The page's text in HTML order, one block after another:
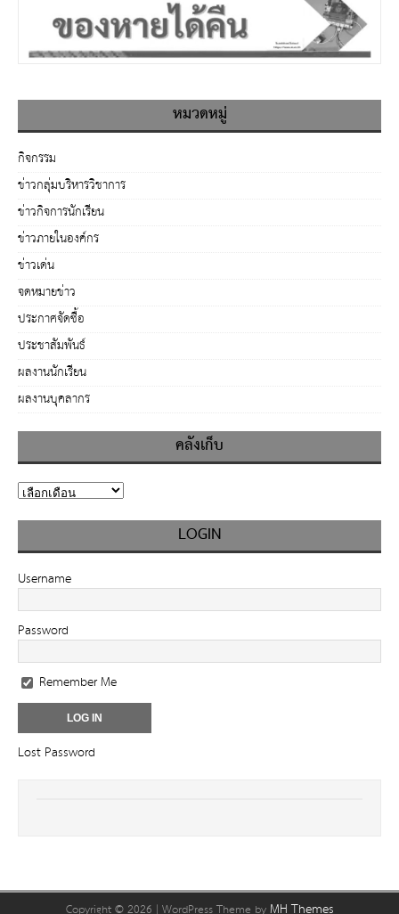
หมวดหมู่
กิจกรรม
ข่าวกลุ่มบริหารวิชาการ
ข่าวกิจการนักเรียน
ข่าวภายในองค์กร
ข่าวเด่น
จดหมายข่าว
ประกาศจัดซื้อ
ประชาสัมพันธ์
ผลงานนักเรียน
ผลงานบุคลากร
คลังเก็บ
LOGIN
Username
Password
Remember Me
Lost Password